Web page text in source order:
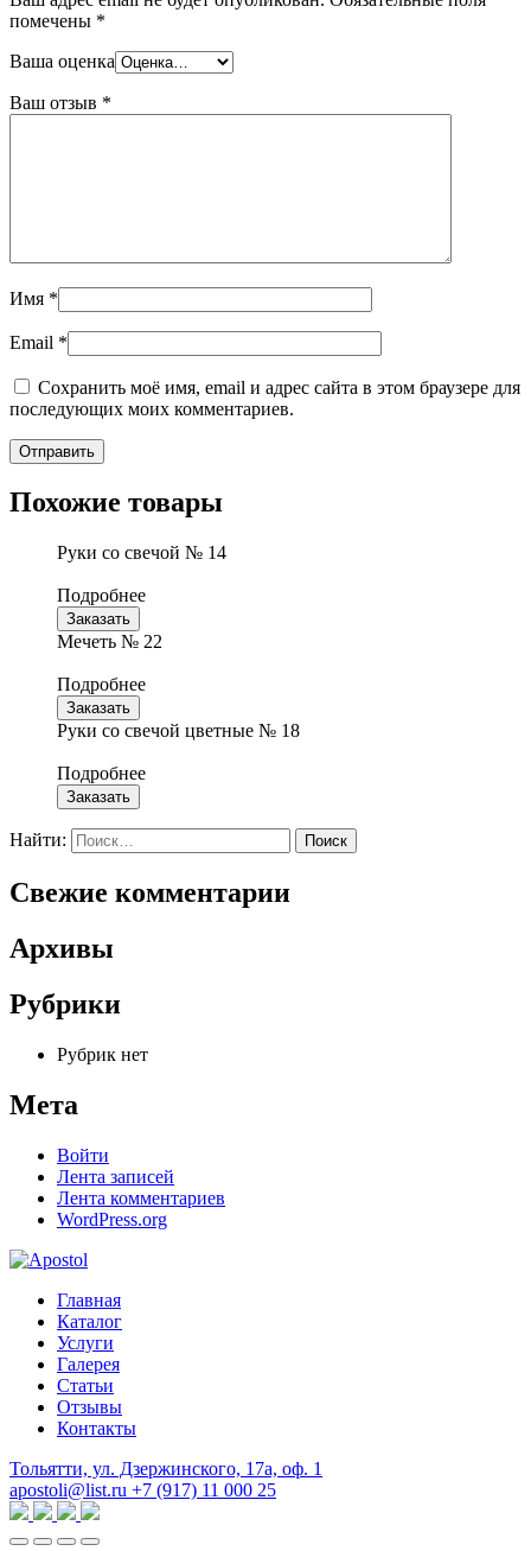
помечены *
Ваша оценка
Ваш отзыв *
Имя *
Email *
Сохранить моё имя, email и адрес сайта в этом браузере для
последующих моих комментариев.
Похожие товары
Руки со свечой № 14
Подробнее
Заказать
Мечеть № 22
Подробнее
Заказать
Руки со свечой цветные № 18
Подробнее
Заказать
Найти:
Свежие комментарии
Архивы
Рубрики
Рубрик нет
Мета
Войти
Лента записей
Лента комментариев
WordPress.org
Главная
Каталог
Услуги
Галерея
Статьи
Отзывы
Контакты
Тольятти, ул. Дзержинского, 17а, оф. 1
apostoli@list.ru +7 (917) 11 000 25